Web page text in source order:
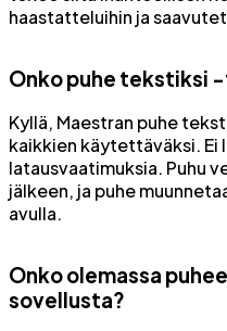
haastatteluihin ja
Onko puhe tekstiksi
Kyllä, Maestran puhe
kaikkien käytettäväksi. Ei
latausvaatimuksia. Puhu
jälkeen, ja puhe
avulla.
Onko olemassa
sovellusta?